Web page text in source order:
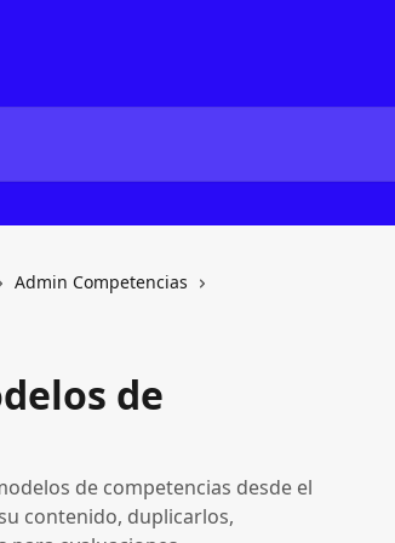
Admin Competencias
de
de competencias desde el
contenido, duplicarlos,